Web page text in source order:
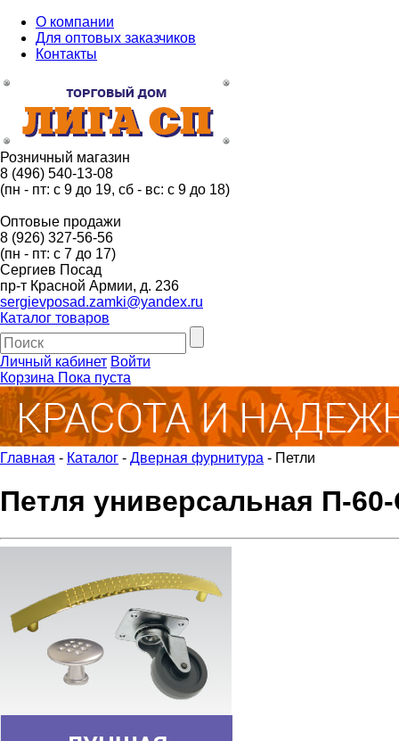
О компании
Для оптовых заказчиков
Контакты
Розничный магазин
8 (496) 540-13-08
(пн - пт: с 9 до 19, сб - вс: с 9 до 18)
Оптовые продажи
8 (926) 327-56-56
(пн - пт: с 7 до 17)
Сергиев Посад
пр-т Красной Армии, д. 236
sergievposad.zamki@yandex.ru
Каталог товаров
Личный кабинет Войти
Корзина Пока пуста
Главная - Каталог - Дверная фурнитура - Петли
Петля универсальная П-